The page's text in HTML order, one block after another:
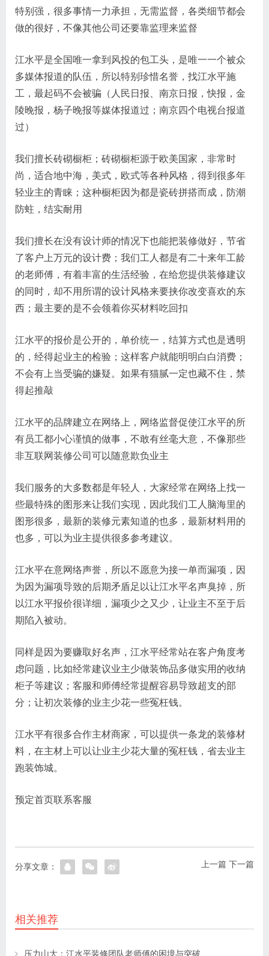
特别强，很多事情一力承担，无需监督，各类细节都会
做的很好，不像其他公司还要靠监理来监督
江水平是全国唯一拿到风投的包工头，是唯一一个被众
多媒体报道的队伍，所以特别珍惜名誉，找江水平施
工，最起码不会被骗（人民日报、南京日报，快报，金
陵晚报，杨子晚报等媒体报道过；南京四个电视台报道
过）
我们擅长砖砌橱柜；砖砌橱柜源于欧美国家，非常时
尚，适合地中海，美式，欧式等各种风格，得到很多年
轻业主的青睐；这种橱柜因为都是瓷砖拼搭而成，防潮
防蛀，结实耐用
我们擅长在没有设计师的情况下也能把装修做好，节省
了客户上万元的设计费；我们工人都是有二十来年工龄
的老师傅，有着丰富的生活经验，在给您提供装修建议
的同时，却不用所谓的设计风格来要挟你改变喜欢的东
西；最主要的是不会领着你买材料吃回扣
江水平的报价是公开的，单价统一，结算方式也是透明
的，经得起业主的检验；这样客户就能明明白白消费；
不会有上当受骗的嫌疑。如果有猫腻一定也藏不住，禁
得起推敲
江水平的品牌建立在网络上，网络监督促使江水平的所
有员工都小心谨慎的做事，不敢有丝毫大意，不像那些
非互联网装修公司可以随意欺负业主
我们服务的大多数都是年轻人，大家经常在网络上找一
些最特殊的图形来让我们实现，因此我们工人脑海里的
图形很多，最新的装修元素知道的也多，最新材料用的
也多，可以为业主提供很多参考建议。
江水平在意网络声誉，所以不愿意为接一单而漏项，因
为因为漏项导致的后期矛盾足以让江水平名声臭掉，所
以江水平报价很详细，漏项少之又少，让业主不至于后
期陷入被动。
同样是因为要赚取好名声，江水平经常站在客户角度考
虑问题，比如经常建议业主少做装饰品多做实用的收纳
柜子等建议；客服和师傅经常提醒容易导致超支的部
分；让初次装修的业主少花一些冤枉钱。
江水平有很多合作主材商家，可以提供一条龙的装修材
料，在主材上可以让业主少花大量的冤枉钱，省去业主
跑装饰城。
预定首页联系客服
上一篇 下一篇
分享文章：
相关推荐
压力山大：江水平装修团队老师傅的困境与突破